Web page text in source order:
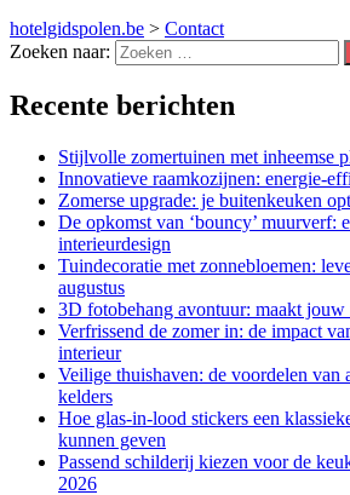
hotelgidspolen.be > Contact
Zoeken naar:
Recente berichten
Stijlvolle zomertuinen met inheemse
Innovatieve raamkozijnen: energie-
Zomerse upgrade: je buitenkeuken
De opkomst van ‘bouncy’ muurverf:
interieurdesign
Tuindecoratie met zonnebloemen:
augustus
3D fotobehang avontuur: maakt jouw
Verfrissend de zomer in: de impact
interieur
Veilige thuishaven: de voordelen van
kelders
Hoe glas-in-lood stickers een
kunnen geven
Passend schilderij kiezen voor de
2026